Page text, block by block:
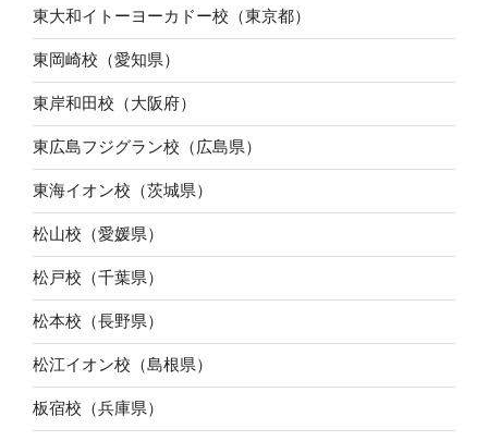
東大和イトーヨーカドー校（東京都）
東岡崎校（愛知県）
東岸和田校（大阪府）
東広島フジグラン校（広島県）
東海イオン校（茨城県）
松山校（愛媛県）
松戸校（千葉県）
松本校（長野県）
松江イオン校（島根県）
板宿校（兵庫県）